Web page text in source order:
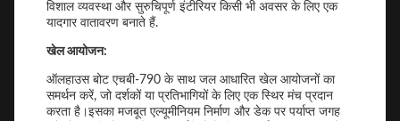
विशाल व्यवस्था और सुरुचिपूर्ण इंटीरियर किसी भी अवसर के लिए एक
यादगार वातावरण बनाते हैं.
खेल आयोजन:
ऑलहाउस बोट एचबी-790 के साथ जल आधारित खेल आयोजनों का
समर्थन करें, जो दर्शकों या प्रतिभागियों के लिए एक स्थिर मंच प्रदान
करता है।इसका मजबूत एल्यूमीनियम निर्माण और डेक पर पर्याप्त जगह